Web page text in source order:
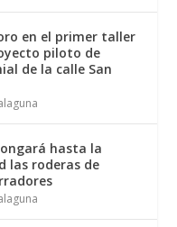
en el primer taller
piloto de
de la calle San
hasta la
las roderas de